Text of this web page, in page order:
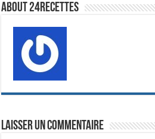
About 24recettes
Laisser un commentaire